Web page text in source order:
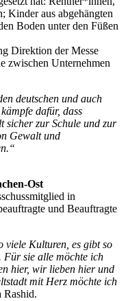
Kinder aus abgehängten
Boden unter den Füßen
Direktion der Messe
zwischen Unternehmen
deutschen und auch
dafür, dass
sicher zur Schule und zur
Gewalt und
Ost
in
und Beauftragte
viele Kulturen, es gibt so
Für sie alle möchte ich
hier, wir lieben hier und
mit Herz möchte ich
Rashid.